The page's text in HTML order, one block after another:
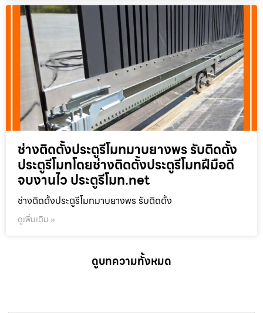
ช่างติดตั้งประตูรีโมทมาบยางพร รับติดตั้ง
ประตูรีโมทโดยช่างติดตั้งประตูรีโมทฝีมือดี
จบงานไว ประตูรีโมท.net
ช่างติดตั้งประตูรีโมทมาบยางพร รับติดตั้ง
ดูเพิ่มเติม »
ดูบทความทั้งหมด